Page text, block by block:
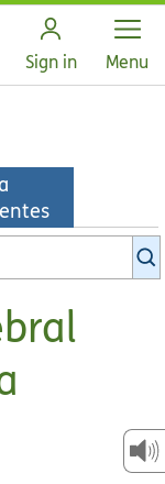
Sign in Open
Menu